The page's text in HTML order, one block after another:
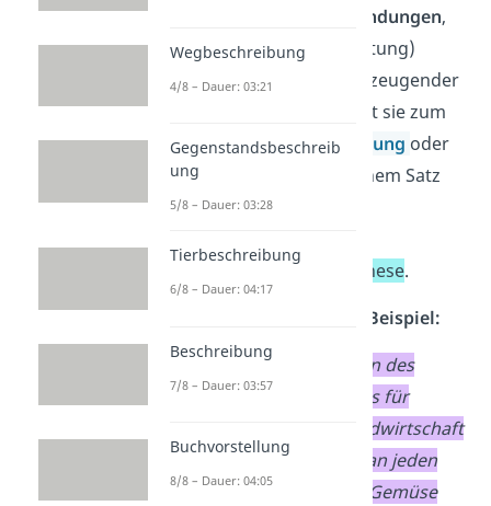
Begründungen,
die eineThese(Behauptung)
untermauern und überzeugender
machen. Du verwendest sie zum
Beispiel in einerErörterung oder
Sachtextanalyse
. In einem Satz
nimmst du das
Begründung für eine
These.
Autoritätsargument – Beispiel:
Ernährungsexperten des
Bundesministeriums für
Ernährung und Landwirtschaft
behaupten, dass man jeden
Tag fünf Portionen Gemüse
Wegbeschreibung
4/8 – Dauer: 03:21
Gegenstandsbeschreib
ung
5/8 – Dauer: 03:28
Tierbeschreibung
6/8 – Dauer: 04:17
Beschreibung
7/8 – Dauer: 03:57
Buchvorstellung
8/8 – Dauer: 04:05